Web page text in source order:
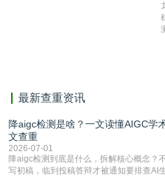
最新查重资讯
降aigc检测是啥？一文读懂AIGC学
文查重
2026-07-01
降aigc检测到底是什么，拆解核心概念？
写初稿，临到投稿答辩才被通知要排查AI